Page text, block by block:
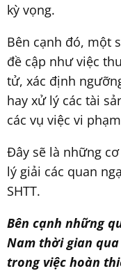
kỳ vọng.
Bên cạnh đó, một
đề cập như việc
tử, xác định
hay xử lý các tài
các vụ việc vi
Đây sẽ là những
lý giải các quan
SHTT.
Bên cạnh những
Nam thời gian
trong việc hoàn